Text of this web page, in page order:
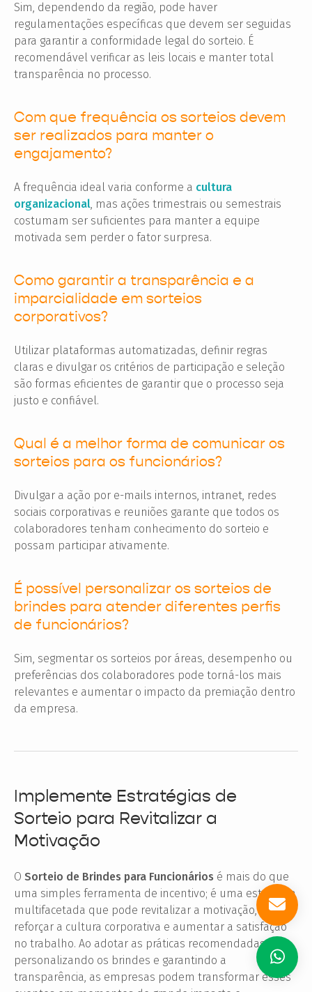
Sim, dependendo da região, pode haver
regulamentações específicas que devem ser seguidas
para garantir a conformidade legal do sorteio. É
recomendável verificar as leis locais e manter total
transparência no processo.
Com que frequência os sorteios devem
ser realizados para manter o
engajamento?
A frequência ideal varia conforme a cultura
organizacional, mas ações trimestrais ou semestrais
costumam ser suficientes para manter a equipe
motivada sem perder o fator surpresa.
Como garantir a transparência e a
imparcialidade em sorteios
corporativos?
Utilizar plataformas automatizadas, definir regras
claras e divulgar os critérios de participação e seleção
são formas eficientes de garantir que o processo seja
justo e confiável.
Qual é a melhor forma de comunicar os
sorteios para os funcionários?
Divulgar a ação por e-mails internos, intranet, redes
sociais corporativas e reuniões garante que todos os
colaboradores tenham conhecimento do sorteio e
possam participar ativamente.
É possível personalizar os sorteios de
brindes para atender diferentes perfis
de funcionários?
Sim, segmentar os sorteios por áreas, desempenho ou
preferências dos colaboradores pode torná-los mais
relevantes e aumentar o impacto da premiação dentro
da empresa.
Implemente Estratégias de
Sorteio para Revitalizar a
Motivação
O Sorteio de Brindes para Funcionários é mais do que
uma simples ferramenta de incentivo; é uma estratégia
multifacetada que pode revitalizar a motivação,
reforçar a cultura corporativa e aumentar a satisfação
no trabalho. Ao adotar as práticas recomendadas,
personalizando os brindes e garantindo a
transparência, as empresas podem transformar esses